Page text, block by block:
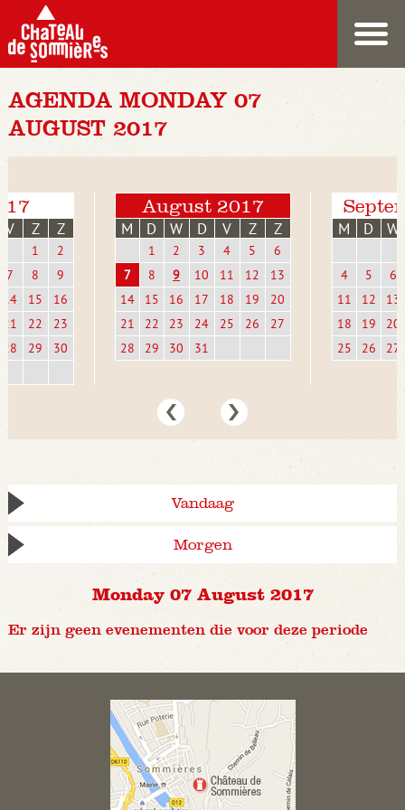
AGENDA MONDAY 07
AUGUST 2017
V Z Z
1
2
7
8
9
14
15
16
21
22
23
28
29 30
August 2017
M D W D V Z Z
1 2 3 4 5
6
7
8 9 10 11 12
13
14
15 16 17 18 19
20
21
22 23 24 25 26
27
28
29 30 31
M D W
4 5
6
11
12
13
18
19
20
25
26 27
Vandaag
Morgen
Monday 07 August 2017
Er zijn geen evenementen die voor deze periode